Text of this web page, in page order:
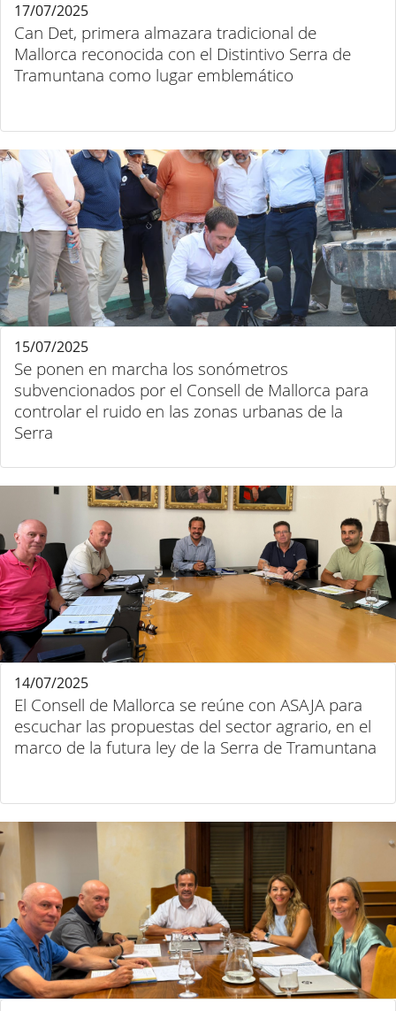
Can Det, primera almazara tradicional de
Mallorca reconocida con el Distintivo Serra de
Tramuntana como lugar emblemático
17/07/2025
Se ponen en marcha los sonómetros
subvencionados por el Consell de Mallorca para
controlar el ruido en las zonas urbanas de la
Serra
15/07/2025
El Consell de Mallorca se reúne con ASAJA para
escuchar las propuestas del sector agrario, en el
marco de la futura ley de la Serra de Tramuntana
14/07/2025